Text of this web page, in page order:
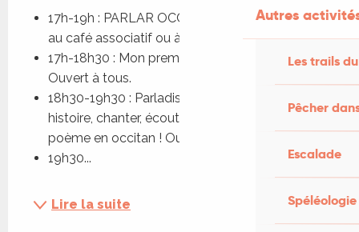
Autres
Les trails
Pêcher
Escalade
Spéléologie
17h-19h : PARLAR OCCITAN : ouvert à tous/
au café associatif ou à la Halle
17h-18h30 : Mon premier cours d’Occitan :
Ouvert à tous.
18h30-19h30 : Parladissa : Raconter une
histoire, chanter, écouter, dialoguer, lire un
poème en occitan ! Ouvert à tous
19h30...
Lire la suite